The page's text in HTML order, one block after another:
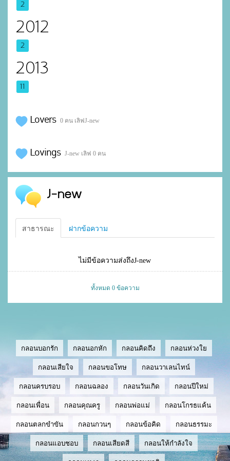
2
2012
2
2013
11
Lovers 0 คน เลิฟJ-new
Lovings J-new เลิฟ 0 คน
J-new
สาธารณะ ฝากข้อความ
ไม่มีข้อความส่งถึงJ-new
ทั้งหมด 0 ข้อความ
กลอนบอกรัก กลอนอกหัก กลอนคิดถึง กลอนห่วงใย
กลอนเสียใจ กลอนขอโทษ กลอนวาเลนไทน์
กลอนครบรอบ กลอนฉลอง กลอนวันเกิด กลอนปีใหม่
กลอนเพื่อน กลอนคุณครู กลอนพ่อแม่ กลอนโกรธแค้น
กลอนตลกขำขัน กลอนกวนๆ กลอนข้อคิด กลอนธรรมะ
กลอนแอบชอบ กลอนเสียดสี กลอนให้กำลังใจ